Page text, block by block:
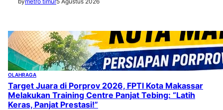
OLAHRAGA
Target Juara di Porprov 2026, FPTI Kota Makassar
Melakukan Training Centre Panjat Tebing: “Latih
Keras, Panjat Prestasi!”